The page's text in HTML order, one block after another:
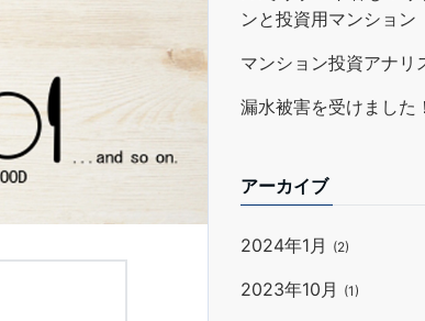
ンと投資用マンション
マンション投資アナリ
漏水被害を受けました！
アーカイブ
2024年1月 (2)
2023年10月 (1)